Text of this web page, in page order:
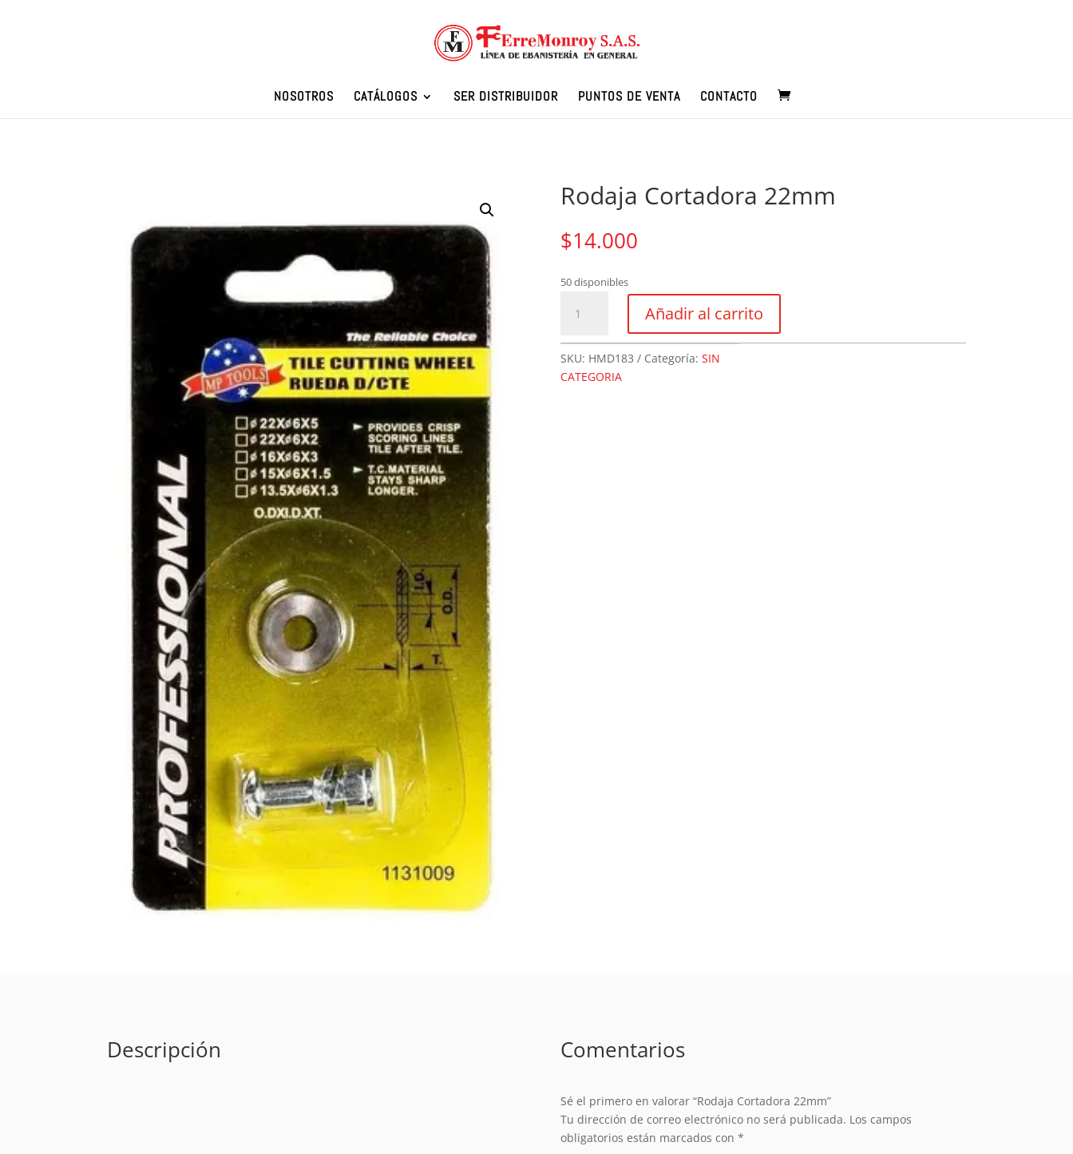
NOSOTROS CATÁLOGOS SER DISTRIBUIDOR PUNTOS DE VENTA CONTACTO
Rodaja Cortadora 22mm
$14.000
50 disponibles
Cortadora
cantidad
Añadir al carrito
SKU: HMD183 Categoría: SIN
CATEGORIA
Descripción Comentarios
Sé el primero en valorar “Rodaja Cortadora 22mm”
Tu dirección de correo electrónico no será publicada. Los campos
obligatorios están marcados con *